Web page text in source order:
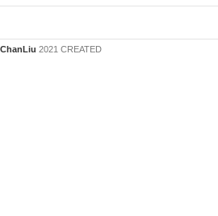
ChanLiu 2021 CREATED